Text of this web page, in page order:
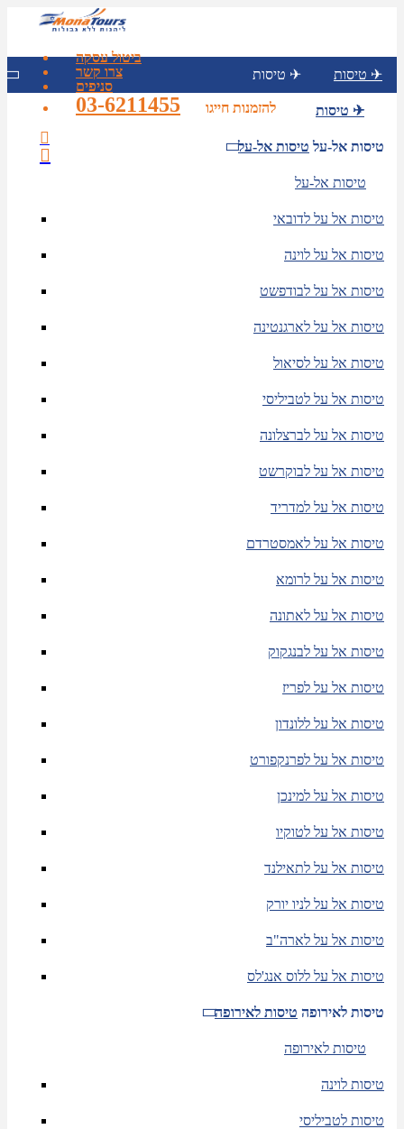
ביטול עסקה
צרו קשר
סניפים
להזמנות חייגו
03-6211455
טיסות ✈ טיסות ✈
טיסות ✈
טיסות אל-על טיסות אל-על
טיסות אל-על
טיסות אל על לדובאי
טיסות אל על לוינה
טיסות אל על לבודפשט
טיסות אל על לארגנטינה
טיסות אל על לסיאול
טיסות אל על לטביליסי
טיסות אל על לברצלונה
טיסות אל על לבוקרשט
טיסות אל על למדריד
טיסות אל על לאמסטרדם
טיסות אל על לרומא
טיסות אל על לאתונה
טיסות אל על לבנגקוק
טיסות אל על לפריז
טיסות אל על ללונדון
טיסות אל על לפרנקפורט
טיסות אל על למינכן
טיסות אל על לטוקיו
טיסות אל על לתאילנד
טיסות אל על לניו יורק
טיסות אל על לארה"ב
טיסות אל על ללוס אנג'לס
טיסות לאירופה טיסות לאירופה
טיסות לאירופה
טיסות לוינה
טיסות לטביליסי